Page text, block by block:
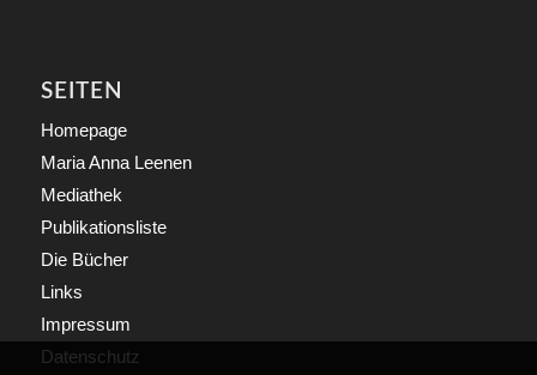
SEITEN
Homepage
Maria Anna Leenen
Mediathek
Publikationsliste
Die Bücher
Links
Impressum
Datenschutz